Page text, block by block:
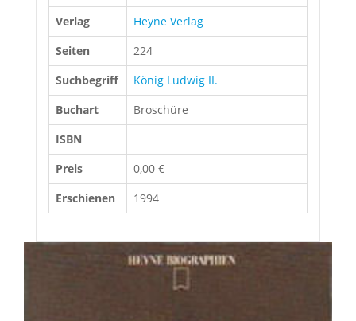
Verlag
Heyne Verlag
Seiten
224
Suchbegriff
König Ludwig II.
Buchart
Broschüre
ISBN
Preis
0,00 €
Erschienen
1994